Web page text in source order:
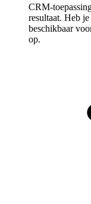
CRM-
resultaat. Heb
beschikbaar
op.